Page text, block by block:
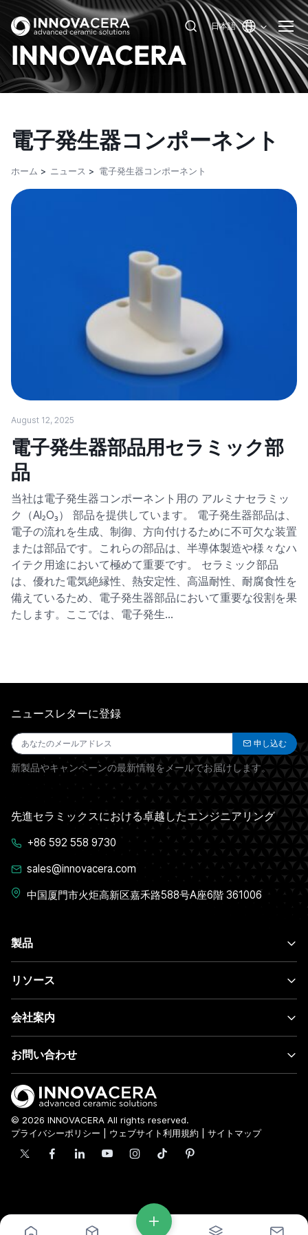
日本語
INNOVACERA
電子発生器コンポーネント
ホーム ニュース 電子発生器コンポーネント
August 12, 2025
電子発生器部品用セラミック部
品
当社は電子発生器コンポーネント用の アルミナセラミッ
ク（Al₂O₃） 部品を提供しています。 電子発生器部品は、
電子の流れを生成、制御、方向付けるために不可欠な装置
または部品です。これらの部品は、半導体製造や様々なハ
イテク用途において極めて重要です。 セラミック部品
は、優れた電気絶縁性、熱安定性、高温耐性、耐腐食性を
備えているため、電子発生器部品において重要な役割を果
たします。ここでは、電子発生…
製品
リソース
会社案内
お問い合わせ
ニュースレターに登録
申し込む
新製品やキャンペーンの最新情報をメールでお届けします。
先進セラミックスにおける卓越したエンジニアリング
+86 592 558 9730
sales@innovacera.com
中国厦門市火炬高新区嘉禾路588号A座6階 361006
© 2026 INNOVACERA All rights reserved.
プライバシーポリシー
ウェブサイト利用規約 サイトマップ